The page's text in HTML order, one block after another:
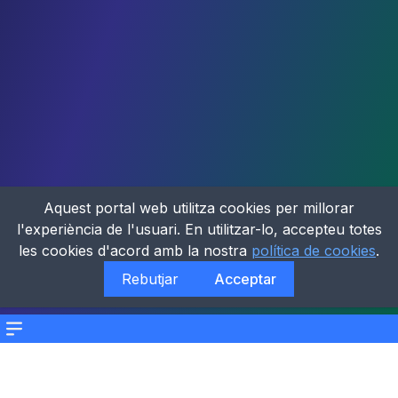
Menu
Aquest portal web utilitza cookies per millorar
l'experiència de l'usuari. En utilitzar-lo, accepteu totes
les cookies d'acord amb la nostra política de cookies.
Rebutjar
Acceptar